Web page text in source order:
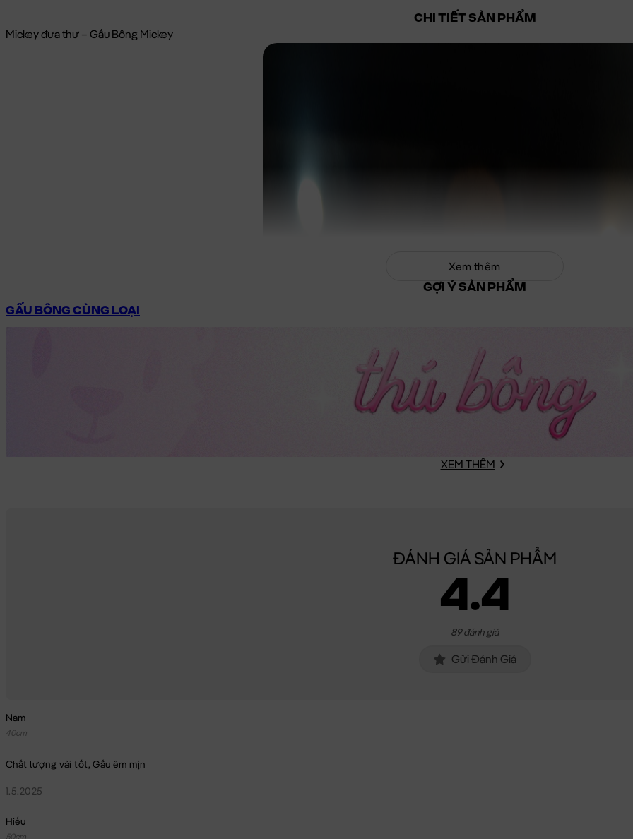
CHI TIẾT SẢN PHẨM
Mickey đưa thư – Gấu Bông Mickey
Xem thêm
GỢI Ý SẢN PHẨM
GẤU BÔNG CÙNG LOẠI
XEM THÊM
ĐÁNH GIÁ SẢN PHẨM
4.4
89 đánh giá
Gửi Đánh Giá
Nam
40cm
Chất lượng vải tốt, Gấu êm mịn
1.5.2025
Hiếu
50cm